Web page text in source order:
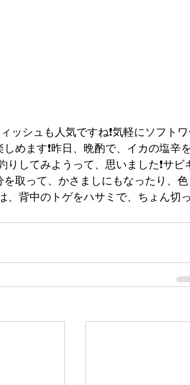
ッシュも人気ですね❗️気軽にソフト
めます❗️昨日、晩酌で、イカの塩辛を
してみようって、思いました❗️サビ
取って、かさましにもなったり、色
、背中のトゲをハサミで、ちょん切っ